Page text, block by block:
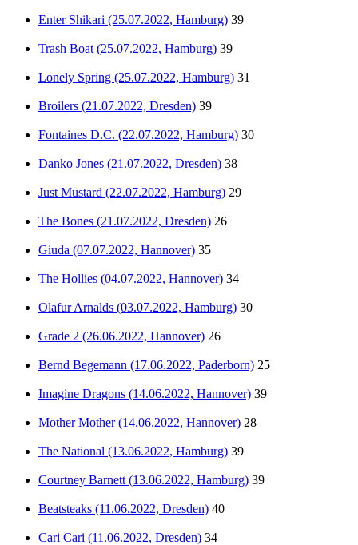
Enter Shikari (25.07.2022, Hamburg) 39
Trash Boat (25.07.2022, Hamburg) 39
Lonely Spring (25.07.2022, Hamburg) 31
Broilers (21.07.2022, Dresden) 39
Fontaines D.C. (22.07.2022, Hamburg) 30
Danko Jones (21.07.2022, Dresden) 38
Just Mustard (22.07.2022, Hamburg) 29
The Bones (21.07.2022, Dresden) 26
Giuda (07.07.2022, Hannover) 35
The Hollies (04.07.2022, Hannover) 34
Olafur Arnalds (03.07.2022, Hamburg) 30
Grade 2 (26.06.2022, Hannover) 26
Bernd Begemann (17.06.2022, Paderborn) 25
Imagine Dragons (14.06.2022, Hannover) 39
Mother Mother (14.06.2022, Hannover) 28
The National (13.06.2022, Hamburg) 39
Courtney Barnett (13.06.2022, Hamburg) 39
Beatsteaks (11.06.2022, Dresden) 40
Cari Cari (11.06.2022, Dresden) 34